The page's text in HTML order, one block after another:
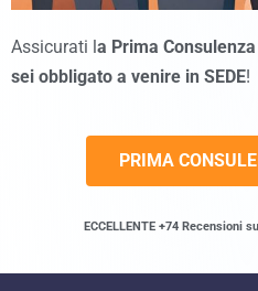
Assicurati la Prima Consulenza
sei obbligato a venire in SEDE!
PRIMA
ECCELLENTE +74 Recensioni